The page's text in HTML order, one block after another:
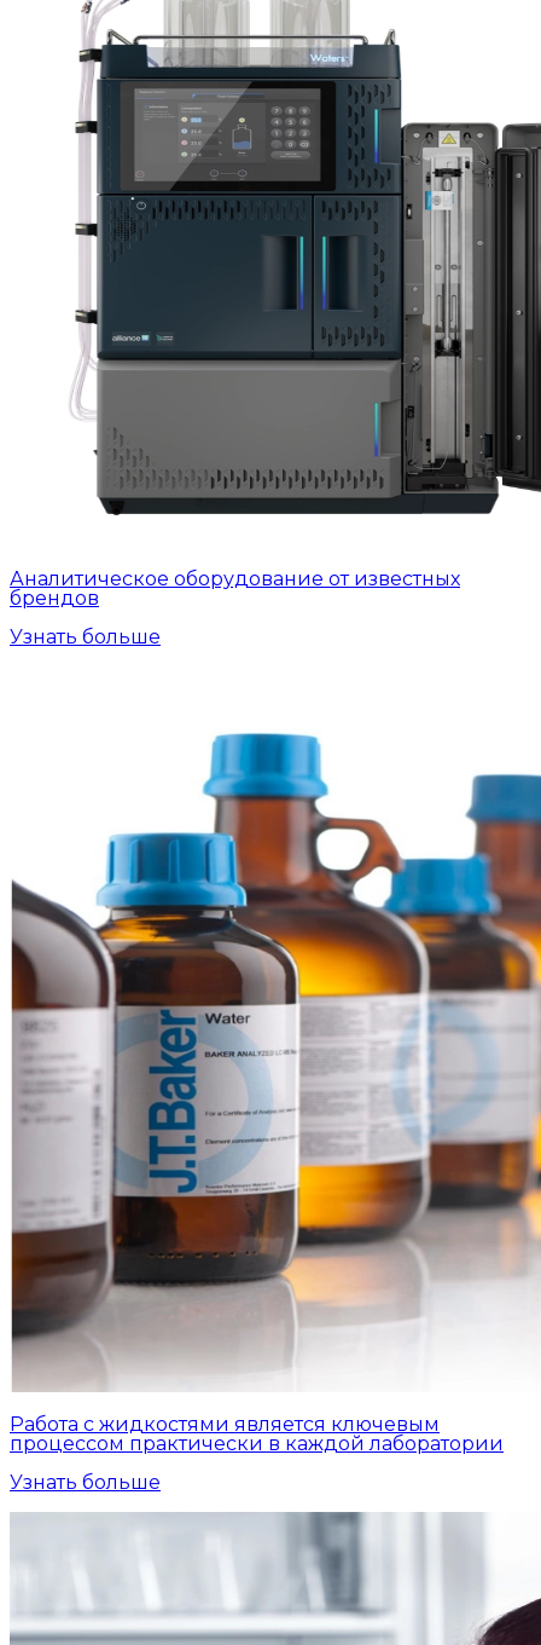
Аналитическое оборудование от известных
брендов
Узнать больше
Работа с жидкостями является ключевым
процессом практически в каждой лаборатории
Узнать больше